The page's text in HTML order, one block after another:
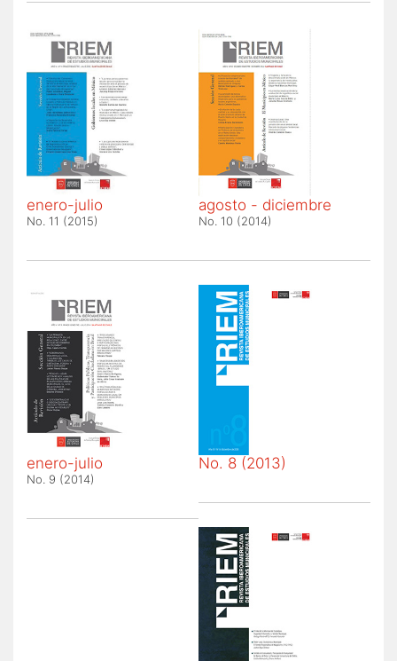
enero-julio
No. 11 (2015)
agosto - diciembre
No. 10 (2014)
enero-julio
No. 9 (2014)
No. 8 (2013)